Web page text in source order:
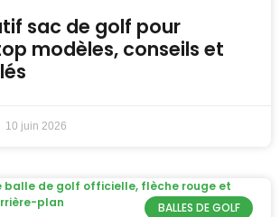
sac de golf pour
modèles, conseils et
10 juin 2026
BALLES DE GOLF